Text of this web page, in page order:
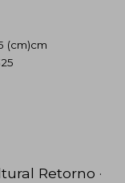
(cm)cm
Retorno ·